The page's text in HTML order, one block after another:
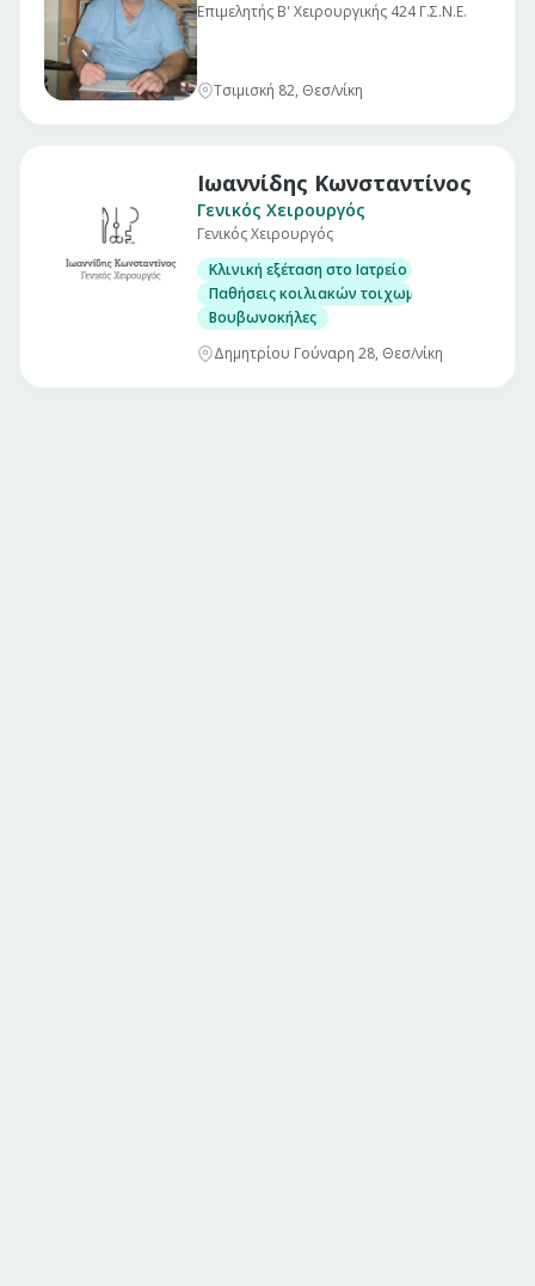
Επιμελητής Β' Χειρουργικής 424 Γ.Σ.Ν.Ε.
Τσιμισκή 82, Θεσ/νίκη
Ιωαννίδης Κωνσταντίνος
Γενικός Χειρουργός
Γενικός Χειρουργός
Κλινική εξέταση στο Ιατρείο
Παθήσεις κοιλιακών τοιχωμάτων
Βουβωνοκήλες
Δημητρίου Γούναρη 28, Θεσ/νίκη